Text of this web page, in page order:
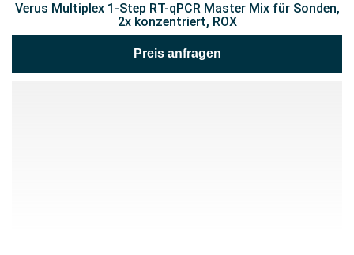
Verus Multiplex 1-Step RT-qPCR Master Mix für Sonden,
2x konzentriert, ROX
Preis anfragen